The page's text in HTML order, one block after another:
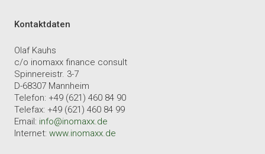
Kontaktdaten
Olaf Kauhs
c/o inomaxx finance consult
Spinnereistr. 3-7
D-68307 Mannheim
Telefon: +49 (621) 460 84 90
Telefax: +49 (621) 460 84 99
Email: info@inomaxx.de
Internet: www.inomaxx.de